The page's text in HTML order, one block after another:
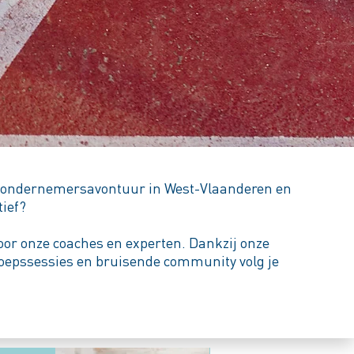
in West-Vlaanderen en
onze coaches en experten. Dankzij onze
en bruisende community volg je